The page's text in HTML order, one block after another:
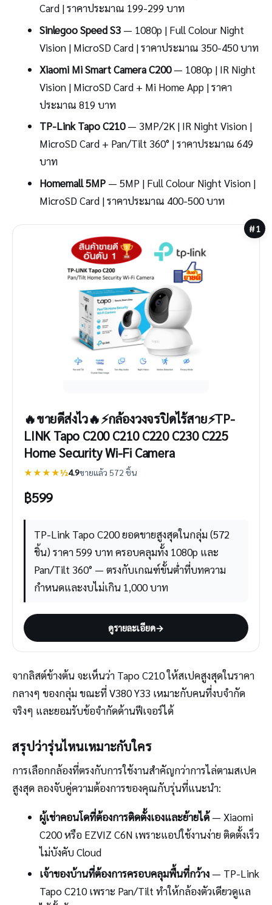
Card | ราคาประมาณ 199-299 บาท
Sinlegoo Speed S3— 1080p | Full Colour Night
Vision | MicroSD Card | ราคาประมาณ 350-450 บาท
Xiaomi Mi Smart Camera C200— 1080p | IR Night
Vision | MicroSD Card + Mi Home App | ราคา
ประมาณ 819 บาท
TP-Link Tapo C210— 3MP/2K | IR Night Vision |
MicroSD Card + Pan/Tilt 360° | ราคาประมาณ 649
บาท
Homemall 5MP— 5MP | Full Colour Night Vision |
MicroSD Card | ราคาประมาณ 400-500 บาท
#1
🔥ขายดีส่งไว🔥⚡️กล้องวงจรปิดไร้สาย⚡️TP-
LINK Tapo C200 C210 C220 C230 C225
Home Security Wi-Fi Camera
★★★★½4.9ขายแล้ว 572 ชิ้น
฿599
TP-Link Tapo C200 ยอดขายสูงสุดในกลุ่ม (572
ชิ้น) ราคา 599 บาท ครอบคลุมทั้ง 1080p และ
Pan/Tilt 360° — ตรงกับเกณฑ์ขั้นต่ำที่บทความ
กำหนดและงบไม่เกิน 1,000 บาท
ดูรายละเอียด→
จากลิสต์ข้างต้น จะเห็นว่า Tapo C210 ให้สเปคสูงสุดในราคา
กลางๆ ของกลุ่ม ขณะที่ V380 Y33 เหมาะกับคนที่งบจำกัด
จริงๆ และยอมรับข้อจำกัดด้านฟีเจอร์ได้
สรุปว่ารุ่นไหนเหมาะกับใคร
การเลือกกล้องที่ตรงกับการใช้งานสำคัญกว่าการไล่ตามสเปค
สูงสุด ลองจับคู่ความต้องการของคุณกับรุ่นที่แนะนำ:
ผู้เช่าคอนโดที่ต้องการติดตั้งเองและย้ายได้— Xiaomi
C200 หรือ EZVIZ C6N เพราะแอปใช้งานง่าย ติดตั้งเร็ว
ไม่บังคับ Cloud
เจ้าของบ้านที่ต้องการครอบคลุมพื้นที่กว้าง— TP-Link
Tapo C210 เพราะ Pan/Tilt ทำให้กล้องตัวเดียวดูแล